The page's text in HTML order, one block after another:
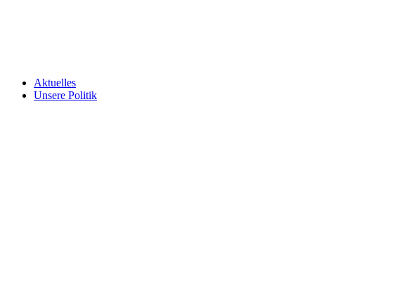
Aktuelles
Unsere Politik